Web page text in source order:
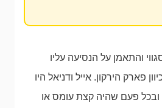
והתאמן על הנסיעה עליו
פארק הירקון. אייל ודניאל היו
ובכל פעם שהיה קצת עומס או